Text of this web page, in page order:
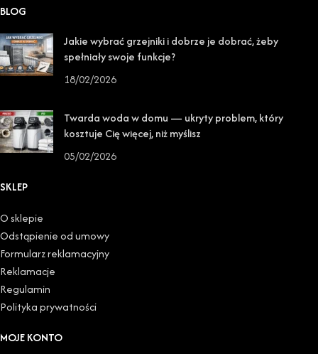
BLOG
Jakie wybrać grzejniki i dobrze je dobrać, żeby
spełniały swoje funkcje?
18/02/2026
Twarda woda w domu — ukryty problem, który
kosztuje Cię więcej, niż myślisz
05/02/2026
SKLEP
O sklepie
Odstąpienie od umowy
Formularz reklamacyjny
Reklamacje
Regulamin
Polityka prywatności
MOJE KONTO